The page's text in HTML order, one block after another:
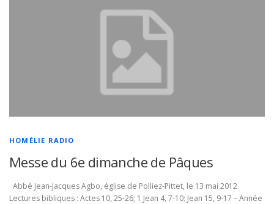
HOMÉLIE RADIO
Messe du 6e dimanche de Pâques
Abbé Jean-Jacques Agbo, église de Polliez-Pittet, le 13 mai 2012
Lectures bibliques : Actes 10, 25-26; 1 Jean 4, 7-10; Jean 15, 9-17 – Année